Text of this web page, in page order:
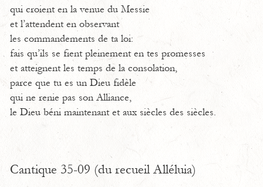
qui croient en la venue du Messie
et l’attendent en observant
les commandements de ta loi:
fais qu’ils se fient pleinement en tes promesses
et atteignent les temps de la consolation,
parce que tu es un Dieu fidèle
qui ne renie pas son Alliance,
le Dieu béni maintenant et aux siècles des siècles.
Cantique 35-09 (du recueil Alléluia)